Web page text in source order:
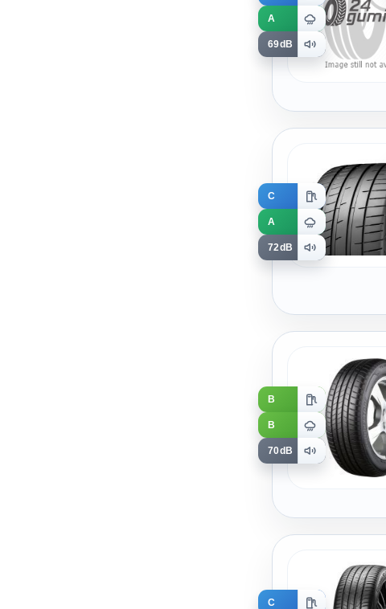
A
69dB
C
A
72dB
B
B
70dB
C